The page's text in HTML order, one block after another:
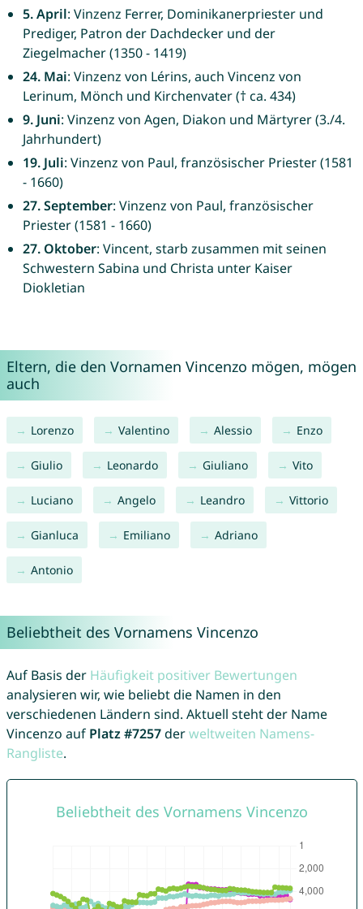
5. April: Vinzenz Ferrer, Dominikanerpriester und
Prediger, Patron der Dachdecker und der
Ziegelmacher (1350 - 1419)
24. Mai: Vinzenz von Lérins, auch Vincenz von
Lerinum, Mönch und Kirchenvater († ca. 434)
9. Juni: Vinzenz von Agen, Diakon und Märtyrer (3./4.
Jahrhundert)
19. Juli: Vinzenz von Paul, französischer Priester (1581
- 1660)
27. September: Vinzenz von Paul, französischer
Priester (1581 - 1660)
27. Oktober: Vincent, starb zusammen mit seinen
Schwestern Sabina und Christa unter Kaiser
Diokletian
Eltern, die den Vornamen Vincenzo mögen, mögen
auch
Lorenzo Valentino Alessio Enzo
Giulio Leonardo Giuliano Vito
Luciano Angelo Leandro Vittorio
Gianluca Emiliano Adriano
Antonio
Beliebtheit des Vornamens Vincenzo
Auf Basis der Häufigkeit positiver Bewertungen
analysieren wir, wie beliebt die Namen in den
verschiedenen Ländern sind. Aktuell steht der Name
Vincenzo auf Platz #7257derweltweiten Namens-
Rangliste.